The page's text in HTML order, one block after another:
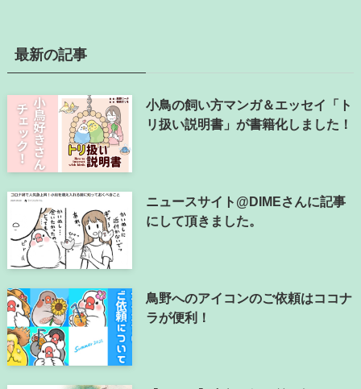
最新の記事
小鳥の飼い方マンガ＆エッセイ「ト
リ扱い説明書」が書籍化しました！
ニュースサイト@DIMEさんに記事
にして頂きました。
鳥野へのアイコンのご依頼はココナ
ラが便利！